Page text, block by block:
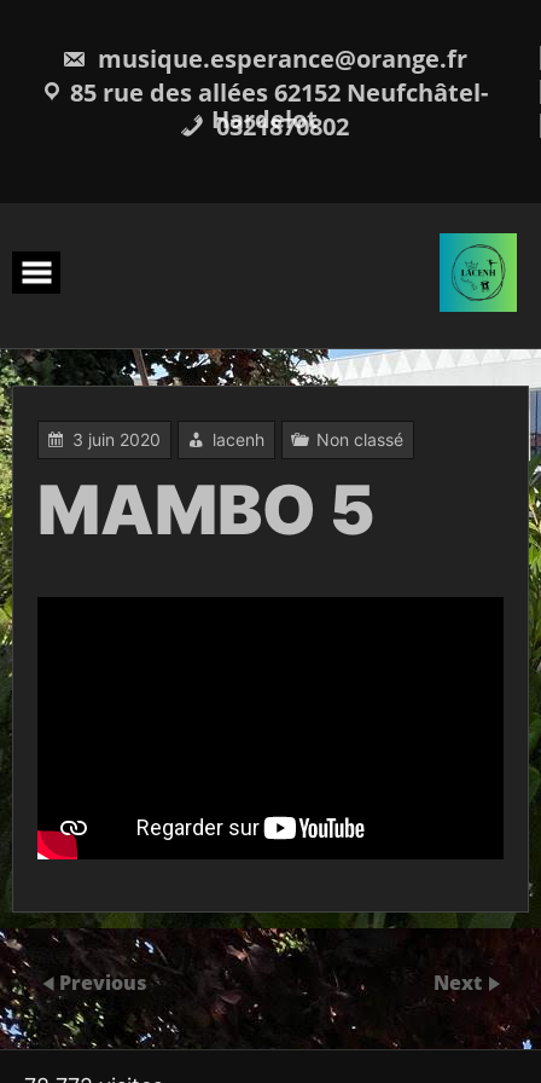
musique.esperance@orange.fr
85 rue des allées 62152 Neufchâtel-
Hardelot
0321870802
3 juin 2020 lacenh Non classé
MAMBO 5
Previous Next